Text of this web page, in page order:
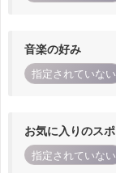
音楽の好み
指定されていない
お気に入りのス
指定されていない